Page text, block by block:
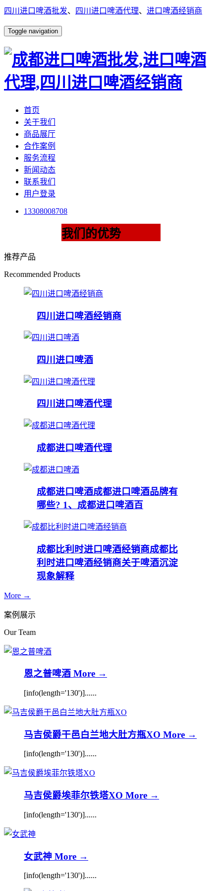
四川进口啤酒批发、 四川进口啤酒代理、 进口啤酒经销商
Toggle navigation
首页
关于我们
商品展厅
合作案例
服务流程
新闻动态
联系我们
用户登录
13308008708
我们的优势
推荐产品
Recommended Products
四川进口啤酒经销商
四川进口啤酒
四川进口啤酒代理
成都进口啤酒代理
成都进口啤酒成都进口啤酒品牌有
哪些? 1、成都进口啤酒百
成都比利时进口啤酒经销商成都比
利时进口啤酒经销商关于啤酒沉淀
现象解释
More →
案例展示
Our Team
恩之普啤酒 More →
[info(length='130')]......
马吉侯爵干邑白兰地大肚方瓶XO More →
[info(length='130')]......
马吉侯爵埃菲尔铁塔XO More →
[info(length='130')]......
女武神 More →
[info(length='130')]......